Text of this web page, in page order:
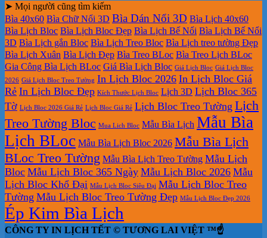
➤ Mọi người cũng tìm kiếm
Bìa 40x60 Bìa Chữ Nổi 3D Bìa Dán Nổi 3D Bìa Lịch 40x60
Bìa Lịch Bloc Bìa Lịch Bloc Đẹp Bìa Lịch Bế Nổi Bìa Lịch Bế Nổi
3D Bìa Lịch gắn Bloc Bìa Lịch Treo Bloc Bìa Lịch treo tường Đẹp
Bìa Lịch Xuân Bìa Lịch Đẹp Bìa Treo BLoc Bìa Treo Lịch BLoc
Gia Công Bìa Lịch BLoc Giá Bìa Lịch Bloc Giá Lịch Bloc Giá Lịch Bloc
2026 Giá Lịch Bloc Treo Tường In Lịch Bloc 2026 In Lịch Bloc Giá
Rẻ In Lịch Bloc Đẹp Kích Thước Lịch Bloc Lịch 3D Lịch Bloc 365
Tờ Lịch Bloc 2026 Giá Rẻ Lịch Bloc Giá Rẻ Lịch Bloc Treo Tường Lịch
Treo Tường Bloc Mua Lich Bloc Mẫu Bìa Lịch Mẫu Bìa
Lịch BLoc Mẫu Bìa Lịch Bloc 2026 Mẫu Bìa Lịch
BLoc Treo Tường Mẫu Bìa Lịch Treo Tường Mẫu Lịch
Bloc Mẫu Lịch Bloc 365 Ngày Mẫu Lịch Bloc 2026 Mẫu
Lịch Bloc Khổ Đại Mẫu Lịch Bloc Siêu Đại Mẫu Lịch Bloc Treo
Tường Mẫu Lịch Bloc Treo Tường Đẹp Mẫu Lịch Bloc Đẹp 2026
Ép Kim Bìa Lịch
CÔNG TY IN LỊCH TẾT © TƯƠNG LAI VIỆT ™☝️